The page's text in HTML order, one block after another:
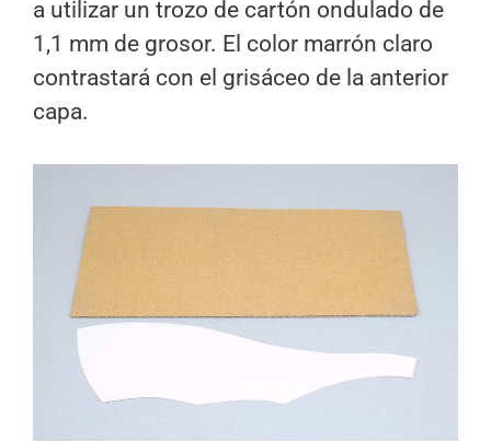
a utilizar un trozo de cartón ondulado de
1,1 mm de grosor. El color marrón claro
contrastará con el grisáceo de la anterior
capa.